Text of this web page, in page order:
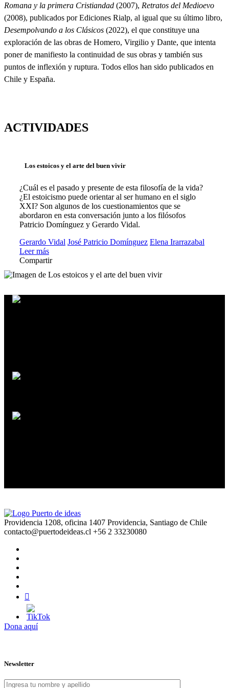
Romana y la primera Cristiandad (2007), Retratos del Medioevo
(2008), publicados por Ediciones Rialp, al igual que su último libro,
Desempolvando a los Clásicos (2022), el que constituye una
exploración de las obras de Homero, Virgilio y Dante, que intenta
poner de manifiesto la continuidad de sus obras y también sus
puntos de inflexión y ruptura. Todos ellos han sido publicados en
Chile y España.
ACTIVIDADES
Los estoicos y el arte del buen vivir
¿Cuál es el pasado y presente de esta filosofía de la vida?
¿El estoicismo puede orientar al ser humano en el siglo
XXI? Son algunos de los cuestionamientos que se
abordaron en esta conversación junto a los filósofos
Patricio Domínguez y Gerardo Vidal.
Gerardo Vidal José Patricio Domínguez Elena Irarrazabal
Leer más
Compartir
Providencia 1208, oficina 1407 Providencia, Santiago de Chile
contacto@puertodeideas.cl +56 2 33230080
Dona aquí
Newsletter